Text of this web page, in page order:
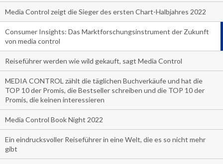
Media Control zeigt die Sieger des ersten Chart-Halbjahres 2022
Consumer Insights: Das Marktforschungsinstrument der Zukunft
von media control
Reiseführer werden wie wild gekauft, sagt Media Control
MEDIA CONTROL zählt die täglichen Buchverkäufe und hat die
TOP 10 der Promis, die Bestseller schreiben und die TOP 10 der
Promis, die keinen interessieren
Media Control Book Night 2022
Ein eindrucksvoller Reiseführer in eine Welt, die es so nicht mehr
gibt